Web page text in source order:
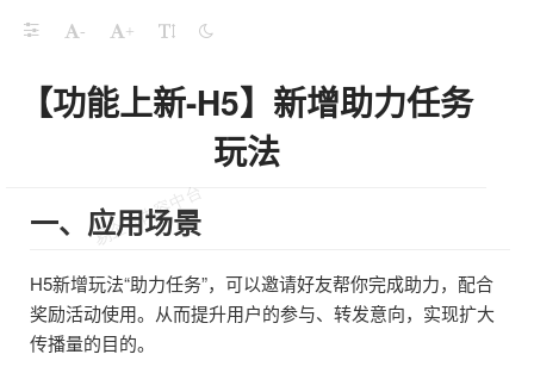
- +
【功能上新-H5】新增助力任务
玩法
一、应用场景
H5新增玩法“助力任务”，可以邀请好友帮你完成助力，配合
奖励活动使用。从而提升用户的参与、转发意向，实现扩大
传播量的目的。